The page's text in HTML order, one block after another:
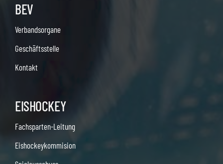
BEV
Verbandsorgane
Geschäftsstelle
Kontakt
EISHOCKEY
Fachsparten-Leitung
Eishockeykommision